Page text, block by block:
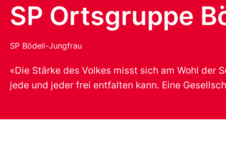
SP Ortsgruppe
SP Bödeli-Jungfrau
«Die Stärke des Volkes misst sich am Wohl der
jede und jeder frei entfalten kann. Eine